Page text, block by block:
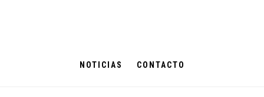
NOTICIAS CONTACTO